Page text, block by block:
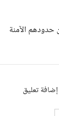
حدودهم الآمنة
تعليق